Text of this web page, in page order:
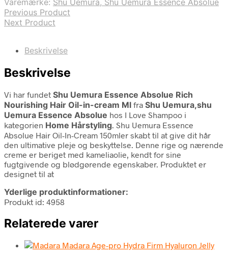
Varemærke: Shu Uemura, Shu Uemura Essence Absolue
Previous Product
Next Product
Beskrivelse
Beskrivelse
Vi har fundet Shu Uemura Essence Absolue Rich
Nourishing Hair Oil-in-cream Ml fra Shu Uemura,shu
Uemura Essence Absolue hos I Love Shampoo i
kategorien Home Hårstyling. Shu Uemura Essence
Absolue Hair Oil-In-Cream 150mler skabt til at give dit hår
den ultimative pleje og beskyttelse. Denne rige og nærende
creme er beriget med kameliaolie, kendt for sine
fugtgivende og blødgørende egenskaber. Produktet er
designet til at
Yderlige produktinformationer:
Produkt id: 4958
Relaterede varer